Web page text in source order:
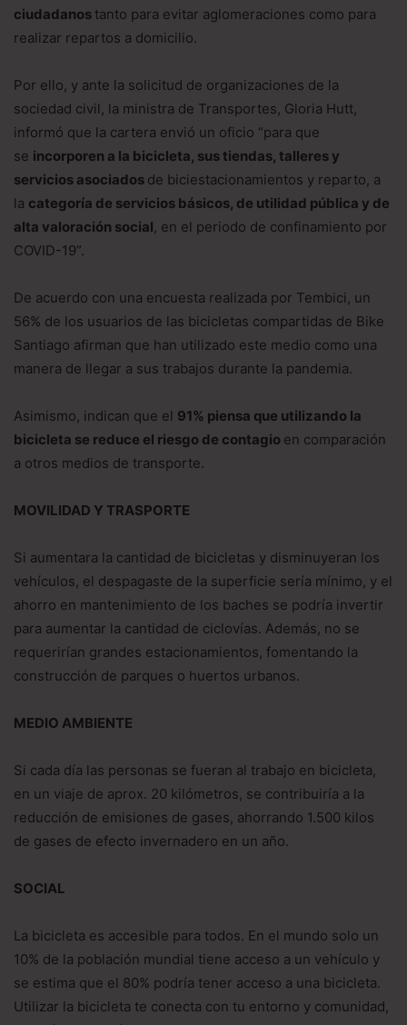
ciudadanos tanto para evitar aglomeraciones como para
realizar repartos a domicilio.
Por ello, y ante la solicitud de organizaciones de la
sociedad civil, la ministra de Transportes, Gloria Hutt,
informó que la cartera envió un oficio “para que
se incorporen a la bicicleta, sus tiendas, talleres y
servicios asociados de biciestacionamientos y reparto, a
la categoría de servicios básicos, de utilidad pública y de
alta valoración social, en el periodo de confinamiento por
COVID-19”.
De acuerdo con una encuesta realizada por Tembici, un
56% de los usuarios de las bicicletas compartidas de Bike
Santiago afirman que han utilizado este medio como una
manera de llegar a sus trabajos durante la pandemia.
Asimismo, indican que el 91% piensa que utilizando la
bicicleta se reduce el riesgo de contagio en comparación
a otros medios de transporte.
MOVILIDAD Y TRASPORTE
Si aumentara la cantidad de bicicletas y disminuyeran los
vehículos, el despagaste de la superficie sería mínimo, y el
ahorro en mantenimiento de los baches se podría invertir
para aumentar la cantidad de ciclovías. Además, no se
requerirían grandes estacionamientos, fomentando la
construcción de parques o huertos urbanos.
MEDIO AMBIENTE
Si cada día las personas se fueran al trabajo en bicicleta,
en un viaje de aprox. 20 kilómetros, se contribuiría a la
reducción de emisiones de gases, ahorrando 1.500 kilos
de gases de efecto invernadero en un año.
SOCIAL
La bicicleta es accesible para todos. En el mundo solo un
10% de la población mundial tiene acceso a un vehículo y
se estima que el 80% podría tener acceso a una bicicleta.
Utilizar la bicicleta te conecta con tu entorno y comunidad,